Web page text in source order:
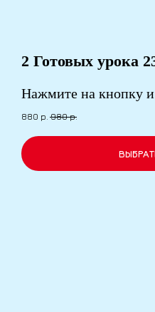
2 Готовых урока
Нажмите на кнопку
880 р. 980 р.